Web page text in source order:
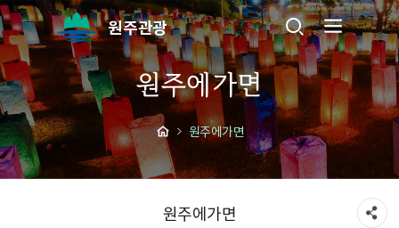
원주관광
원주에가면
원주에가면
원주에가면